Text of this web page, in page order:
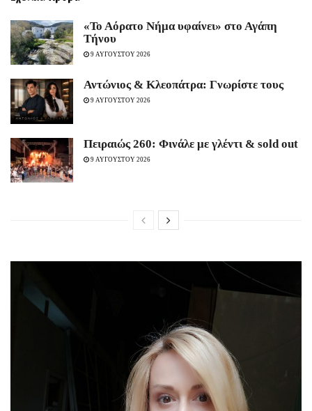
«Το Αόρατο Νήμα υφαίνει» στο Αγάπη
Τήνου
9 ΑΥΓΟΥΣΤΟΥ 2026
Αντώνιος & Κλεοπάτρα: Γνωρίστε τους
9 ΑΥΓΟΥΣΤΟΥ 2026
Πειραιώς 260: Φινάλε με γλέντι & sold out
9 ΑΥΓΟΥΣΤΟΥ 2026